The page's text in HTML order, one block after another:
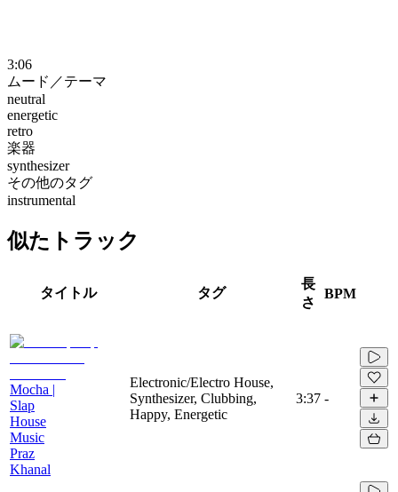
3:06
ムード／テーマ
neutral
energetic
retro
楽器
synthesizer
その他のタグ
instrumental
似たトラック
タイトル タグ
長
さ
BPM
Mocha |
Slap
House
Music
Praz
Khanal
Electronic/Electro House,
Synthesizer, Clubbing,
Happy, Energetic
3:37 -